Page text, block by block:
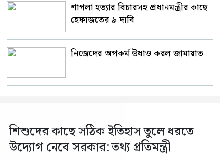
শাপলা হত্যার বিচারসহ প্রধানমন্ত্রীর কাছে
হেফাজতের ৯ দাবি
নিজেদের অপকর্ম উধাও করল জামায়াত
শিশুদের কাছে সঠিক ইতিহাস তুলে ধরতে
উদ্যোগ নেবে সরকার: তথ্য প্রতিমন্ত্রী